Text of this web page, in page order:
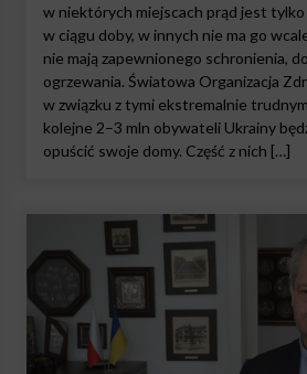
w niektórych miejscach prąd jest tylko
w ciągu doby, w innych nie ma go
nie mają zapewnionego schronienia,
ogrzewania. Światowa Organizacja
w związku z tymi ekstremalnie
kolejne 2–3 mln obywateli Ukrainy
opuścić swoje domy. Część z nich […]